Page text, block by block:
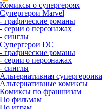
Комиксы о супергероях
Супергерои Marvel
- графические романы
- серии о персонажах
- синглы
Супергерои DC
- графические романы
- серии о персонажах
- синглы
Альтернативная супергероика
Альтернативные комиксы
Комиксы по франшизам
По фильмам
По играм